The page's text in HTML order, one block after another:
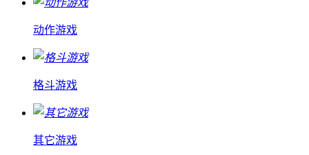
动作游戏
格斗游戏
其它游戏